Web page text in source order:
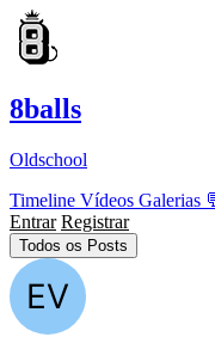
8balls
Oldschool
Timeline Vídeos Galerias
Entrar Registrar
Todos os Posts